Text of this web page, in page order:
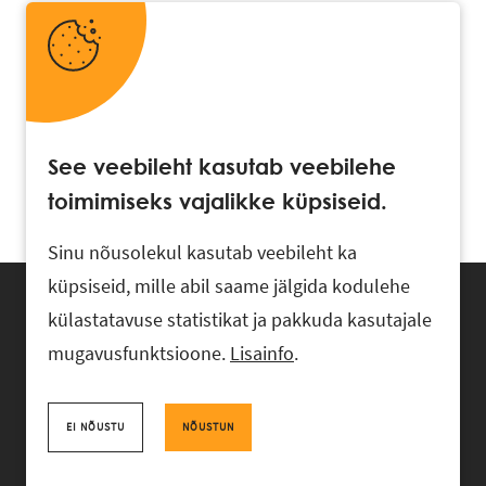
+372 618 0820,rask@rask.ee
See veebileht kasutab veebilehe
toimimiseks vajalikke küpsiseid.
Sinu nõusolekul kasutab veebileht ka
küpsiseid, mille abil saame jälgida kodulehe
külastatavuse statistikat ja pakkuda kasutajale
mugavusfunktsioone. Lisainfo.
EI NÕUSTU NÕUSTUN